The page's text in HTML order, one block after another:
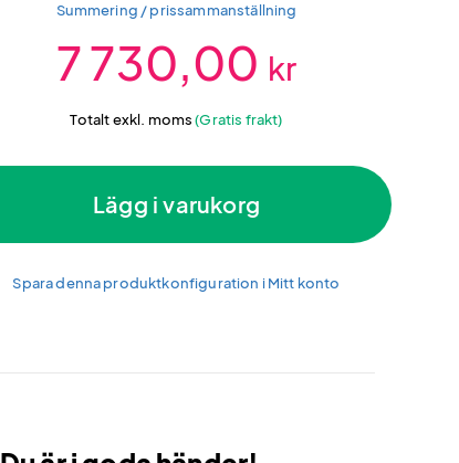
Summering / prissammanställning
7 730,00 kr
Totalt exkl. moms(Gratis frakt)
Lägg i varukorg
Spara denna produktkonfiguration i Mitt konto